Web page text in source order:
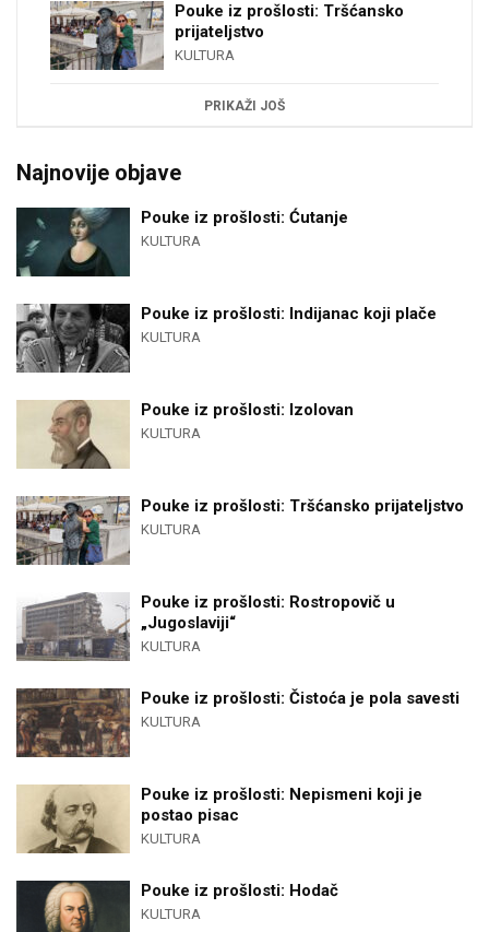
Pouke iz prošlosti: Tršćansko
prijateljstvo
KULTURA
PRIKAŽI JOŠ
Najnovije objave
Pouke iz prošlosti: Ćutanje
KULTURA
Pouke iz prošlosti: Indijanac koji plače
KULTURA
Pouke iz prošlosti: Izolovan
KULTURA
Pouke iz prošlosti: Tršćansko prijateljstvo
KULTURA
Pouke iz prošlosti: Rostropovič u
„Jugoslaviji“
KULTURA
Pouke iz prošlosti: Čistoća je pola savesti
KULTURA
Pouke iz prošlosti: Nepismeni koji je
postao pisac
KULTURA
Pouke iz prošlosti: Hodač
KULTURA